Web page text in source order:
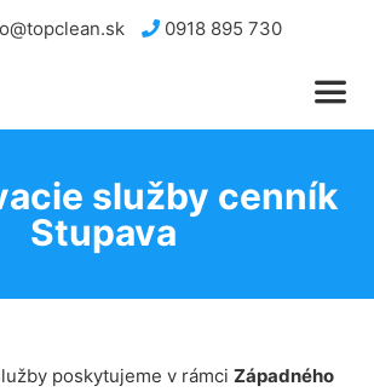
0918 895 730
služby cenník
Stupava
poskytujeme v rámci Západného